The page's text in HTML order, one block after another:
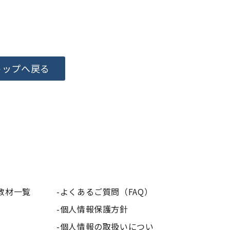
ップへ戻る
材一覧
よくあるご質問（FAQ）
個人情報保護方針
個人情報の取扱いについ